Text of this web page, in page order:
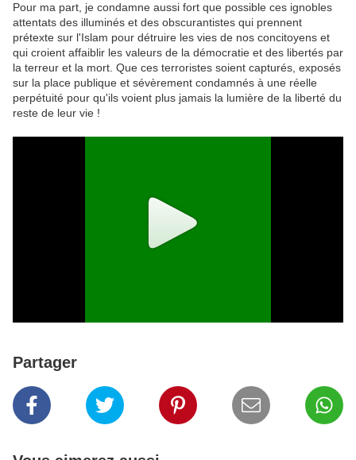
Pour ma part, je condamne aussi fort que possible ces ignobles
attentats des illuminés et des obscurantistes qui prennent
prétexte sur l'Islam pour détruire les vies de nos concitoyens et
qui croient affaiblir les valeurs de la démocratie et des libertés par
la terreur et la mort. Que ces terroristes soient capturés, exposés
sur la place publique et sévèrement condamnés à une réelle
perpétuité pour qu'ils voient plus jamais la lumière de la liberté du
reste de leur vie !
Partager